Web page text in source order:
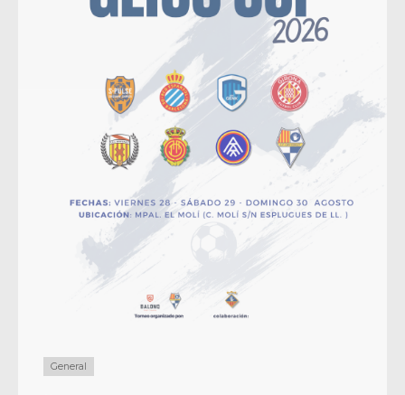
General